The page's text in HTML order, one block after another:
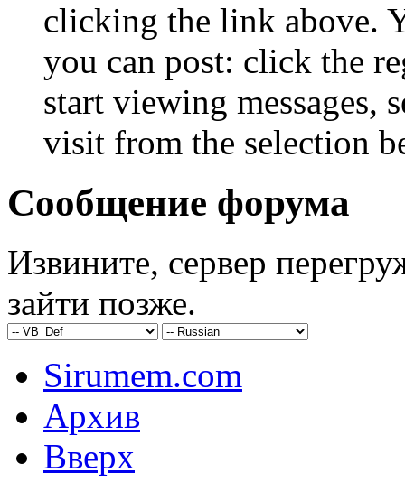
clicking the link above.
you can post: click the
start viewing messages,
visit from the selection
Сообщение форума
Извините, сервер
зайти позже.
Sirumem.com
Архив
Вверх